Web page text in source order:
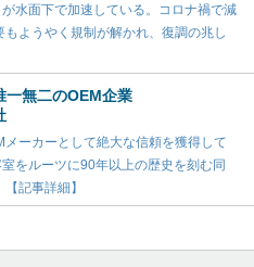
水面下で加速している。コロナ禍で減
ようやく規制が解かれ、復調の兆し
一無二のOEM企業
メーカーとして絶大な信頼を獲得して
をルーツに90年以上の歴史を刻む同
記事詳細】